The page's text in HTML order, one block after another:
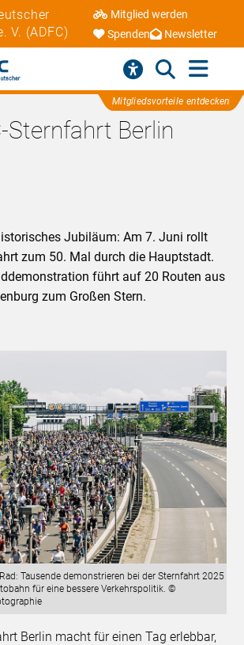
V. (ADFC)
Mitglied werden
Spenden
Newsletter
Mitgliedsvorteile entdecken
Sternfahrt Berlin
Jubiläum: Am 7. Juni rollt
zum 50. Mal durch die Hauptstadt.
führt auf 20 Routen aus
zum Großen Stern.
Tausende demonstrieren bei der Sternfahrt 2025
für eine bessere Verkehrspolitik. ©
Berlin macht für einen Tag erlebbar,